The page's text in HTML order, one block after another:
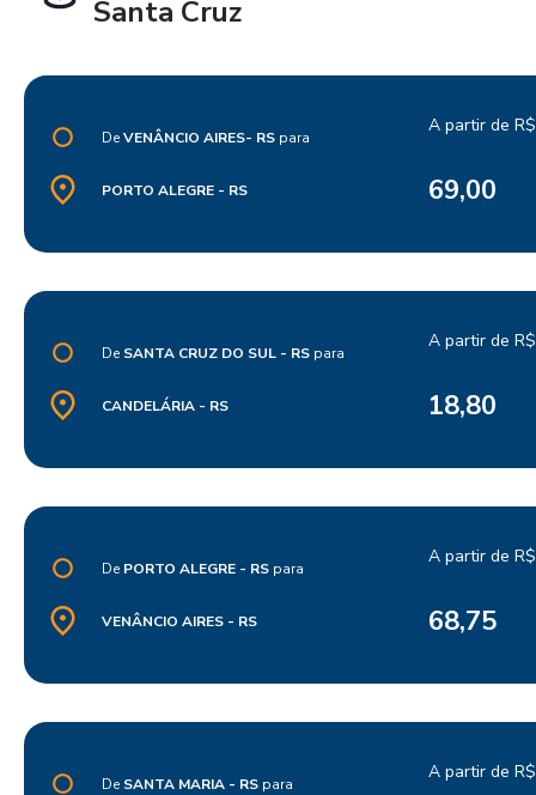
Santa Cruz
DeVENÂNCIO AIRES- RS para
PORTO ALEGRE - RS
A partir de R$
69,00
De SANTA CRUZ DO SUL - RS para
CANDELÁRIA - RS
A partir de R$
18,80
De PORTO ALEGRE - RS para
VENÂNCIO AIRES - RS
A partir de R$
68,75
De SANTA MARIA - RS para
A partir de R$